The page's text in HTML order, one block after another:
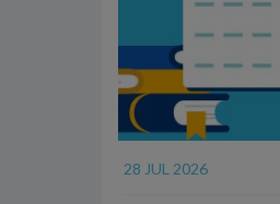
28 JUL 2026